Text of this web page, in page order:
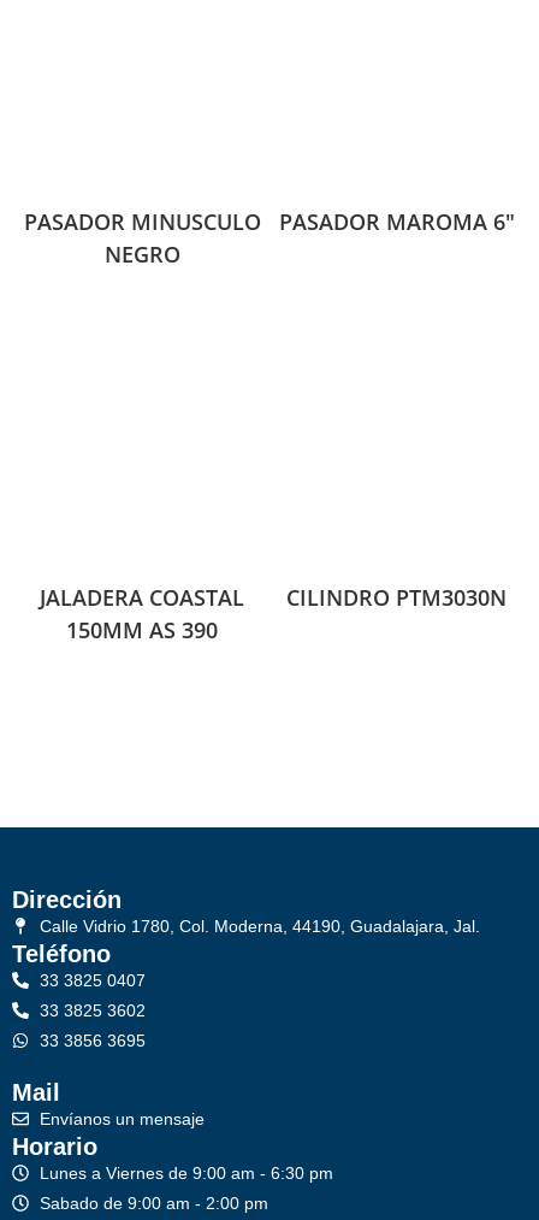
PASADOR MINUSCULO
NEGRO
PASADOR MAROMA 6″
JALADERA COASTAL
150MM AS 390
CILINDRO PTM3030N
Dirección
Calle Vidrio 1780, Col. Moderna, 44190, Guadalajara, Jal.
Teléfono
33 3825 0407
33 3825 3602
33 3856 3695
Mail
Envíanos un mensaje
Horario
Lunes a Viernes de 9:00 am - 6:30 pm
Sabado de 9:00 am - 2:00 pm